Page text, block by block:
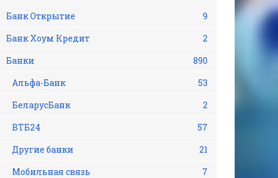
Банк Открытие
9
Банк Хоум Кредит
2
Банки
890
Альфа-Банк
53
БеларусБанк
2
ВТБ24
57
Другие банки
21
Мобильная связь
7